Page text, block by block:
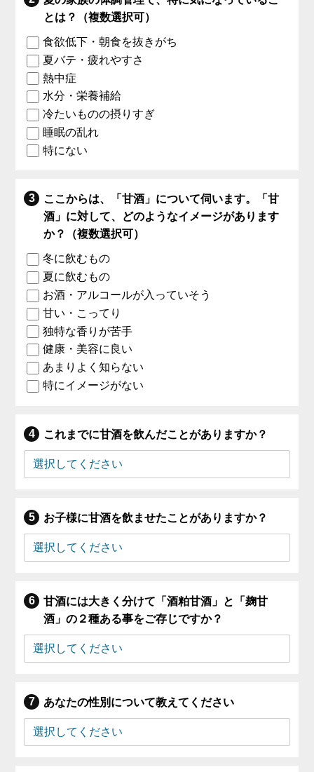
とは？（複数選択可）
食欲低下・朝食を抜きがち
夏バテ・疲れやすさ
熱中症
水分・栄養補給
冷たいものの摂りすぎ
睡眠の乱れ
特にない
ここからは、「甘酒」について伺います。「甘
酒」に対して、どのようなイメージがあります
か？（複数選択可）
冬に飲むもの
夏に飲むもの
お酒・アルコールが入っていそう
甘い・こってり
独特な香りが苦手
健康・美容に良い
あまりよく知らない
特にイメージがない
これまでに甘酒を飲んだことがありますか？
お子様に甘酒を飲ませたことがありますか？
甘酒には大きく分けて「酒粕甘酒」と「麹甘
酒」の２種ある事をご存じですか？
あなたの性別について教えてください